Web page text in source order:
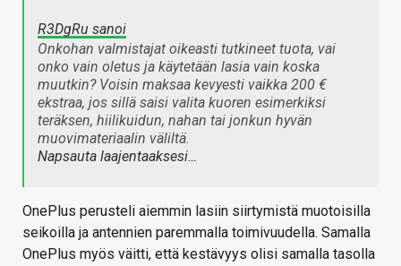
R3DgRu sanoi
Onkohan valmistajat oikeasti tutkineet tuota, vai
onko vain oletus ja käytetään lasia vain koska
muutkin? Voisin maksaa kevyesti vaikka 200 €
ekstraa, jos sillä saisi valita kuoren esimerkiksi
teräksen, hiilikuidun, nahan tai jonkun hyvän
muovimateriaalin väliltä.
Napsauta laajentaaksesi…
OnePlus perusteli aiemmin lasiin siirtymistä muotoisilla
seikoilla ja antennien paremmalla toimivuudella. Samalla
OnePlus myös väitti, että kestävyys olisi samalla tasolla